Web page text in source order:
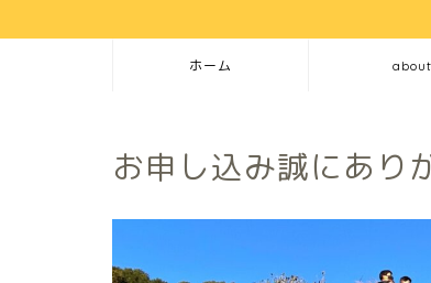
ホーム about
お申し込み誠にあり